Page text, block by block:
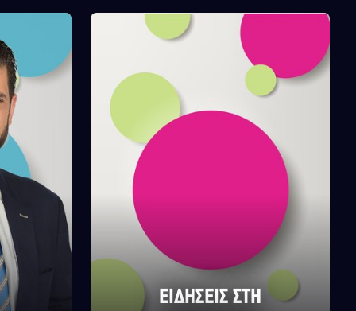
ΕΙΔΗΣΕΙΣ ΣΤΗ